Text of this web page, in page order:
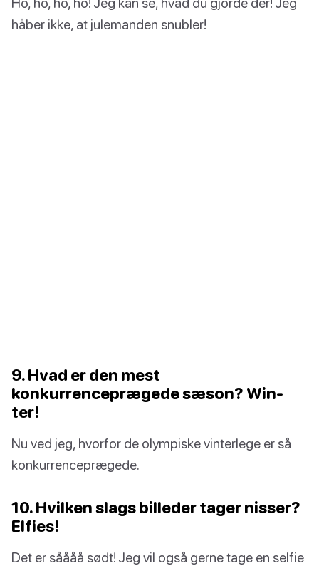
håber ikke, at julemanden snubler!
9. Hvad er den mest
konkurrenceprægede sæson? Win-
ter!
Nu ved jeg, hvorfor de olympiske vinterlege er så
konkurrenceprægede.
10. Hvilken slags billeder tager nisser?
Elfies!
Det er såååå sødt! Jeg vil også gerne tage en selfie